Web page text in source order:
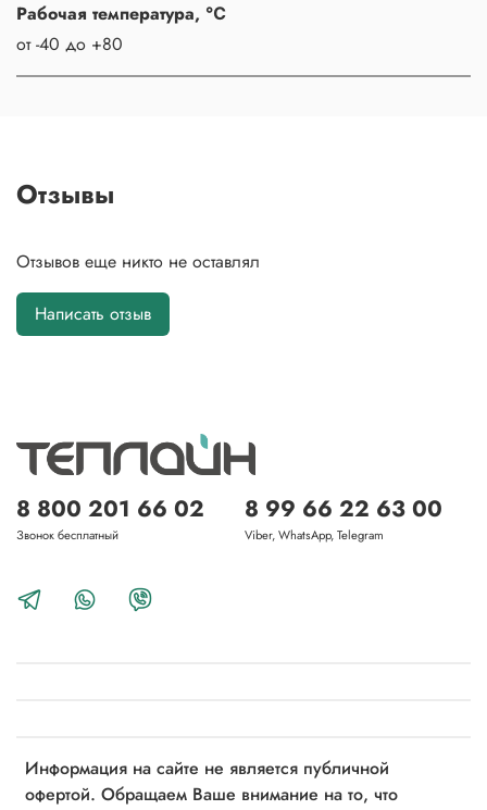
Рабочая температура, ℃
от -40 до +80
Отзывы
Отзывов еще никто не оставлял
Написать отзыв
Информация на сайте не является публичной
офертой. Обращаем Ваше внимание на то, что
8 800 201 66 02
Звонок бесплатный
8 99 66 22 63 00
Viber, WhatsApp, Telegram